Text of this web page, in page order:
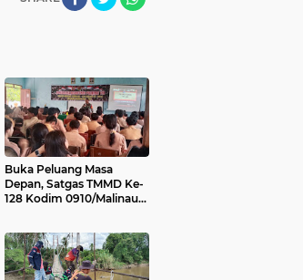
Buka Peluang Masa
Depan, Satgas TMMD Ke-
128 Kodim 0910/Malinau
Negeri 3 Malinau